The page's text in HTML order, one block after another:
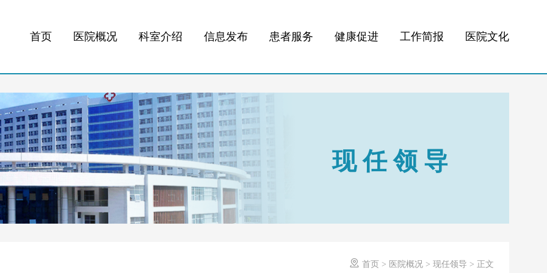
首页 医院概况 科室介绍 信息发布 患者服务 健康促进 工作简报 医院文化
现任领导
 首页 > 医院概况 > 现任领导 > 正文